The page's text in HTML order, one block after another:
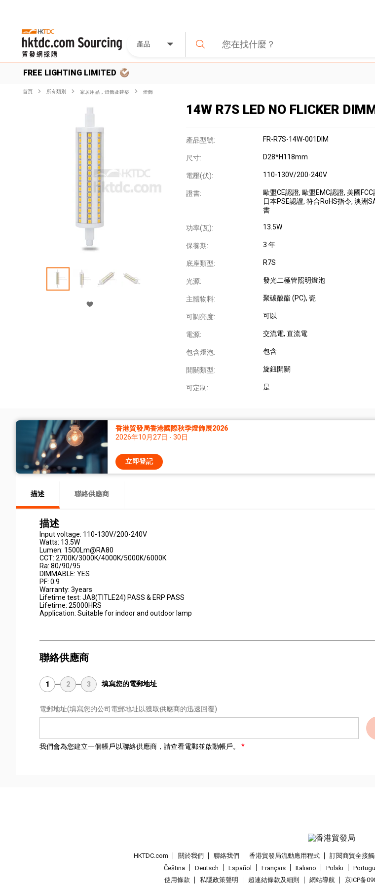
產品
FREE LIGHTING LIMITED
首頁 所有類別 家居用品，燈飾及建築 燈飾
14W R7S LED NO FLICKER
產品型號: FR-R7S-14W-001DIM
尺寸: D28*H118mm
電壓(伏): 110-130V/200-240V
證書: 歐盟CE認證, 歐盟EMC認證, 美國
日本PSE認證, 符合RoHS指令, 澳洲
書
功率(瓦): 13.5W
保養期: 3 年
底座類型: R7S
光源: 發光二極管照明燈泡
主體物料: 聚碳酸酯 (PC), 瓷
可調亮度: 可以
電源: 交流電, 直流電
包含燈泡: 包含
開關類型: 旋鈕開關
可定制: 是
香港貿發局香港國際秋季燈飾展2026
2026年10月27日 - 30日
立即登記
描述 聯絡供應商
描述
Input voltage: 110-130V/200-240V
Watts: 13.5W
Lumen: 1500Lm@RA80
CCT: 2700K/3000K/4000K/5000K/6000K
Ra: 80/90/95
DIMMABLE: YES
PF: 0.9
Warranty: 3years
Lifetime test: JA8(TITLE24) PASS & ERP PASS
Lifetime: 25000HRS
Application: Suitable for indoor and outdoor lamp
聯絡供應商
1 2 3 填寫您的電郵地址
電郵地址(填寫您的公司電郵地址以獲取供應商的迅速回覆)
我們會為您建立一個帳戶以聯絡供應商，請查看電郵並啟動帳戶。
HKTDC.com 關於我們 聯絡我們 香港貿發局流動應用程式 訂閱商貿全接
Čeština
Deutsch Español Français Italiano Polski
使用條款
私隱政策聲明 超連結條款及細則 網站導航 京ICP备